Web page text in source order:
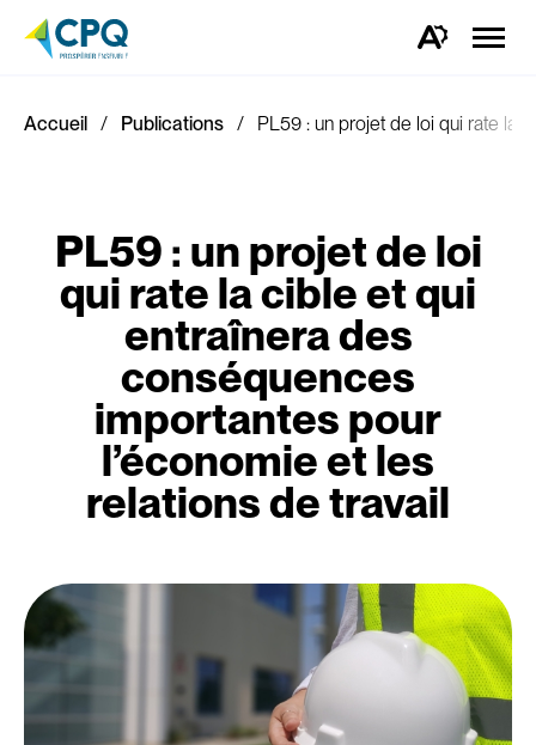
Ouvrez
d'accessibilité.
la
Accueil Publications PL59 : un projet de loi qui rate la
PL59 : un projet de loi
qui rate la cible et qui
entraînera des
conséquences
importantes pour
l’économie et les
relations de travail